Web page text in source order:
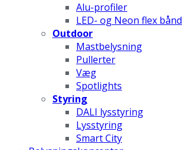
Alu-profiler
LED- og Neon flex bånd
Outdoor
Mastbelysning
Pullerter
Væg
Spotlights
Styring
DALI lysstyring
Lysstyring
Smart City